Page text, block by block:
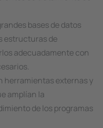
bases de datos
estructuras de
adecuadamente con
herramientas externas y
amplían la
de los programas